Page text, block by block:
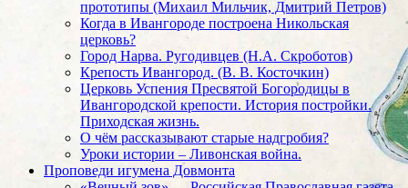
прототипы (Михаил Мильчик, Дмитрий Петров)
Когда в Ивангороде построена Никольская
церковь?
Город Нарва. Ругодивцев (Н.А. Скроботов)
Крепость Ивангород. (В. В. Косточкин)
Церковь Успения Пресвятой Богородицы в
Ивангородской крепости. История постройки.
Приходская жизнь.
О чём рассказывают старые надгробия?
Уроки истории – Ливонская война.
Проповеди игумена Довмонта